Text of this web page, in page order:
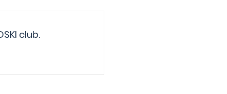
club.